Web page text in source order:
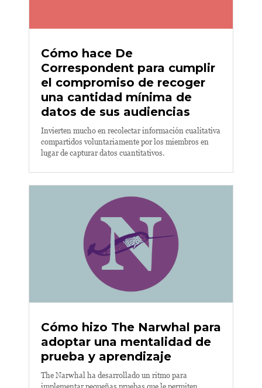
Cómo hace De
Correspondent para cumplir
el compromiso de recoger
una cantidad mínima de
datos de sus audiencias
Invierten mucho en recolectar información cualitativa
compartidos voluntariamente por los miembros en
lugar de capturar datos cuantitativos.
Cómo hizo The Narwhal para
adoptar una mentalidad de
prueba y aprendizaje
The Narwhal ha desarrollado un ritmo para